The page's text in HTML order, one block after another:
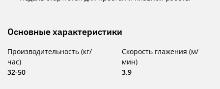
Основные характеристики
Производительность (кг/
час)
32-50
Скорость глажения (м/
мин)
3.9